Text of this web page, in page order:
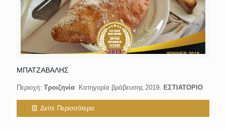
ΜΠΑΤΖΑΒΑΛΗΣ
Περιοχή: Τροιζηνία Κατηγορία βράβευσης 2019: ΕΣΤΙΑΤΟΡΙΟ
Δείτε Περισσότερα